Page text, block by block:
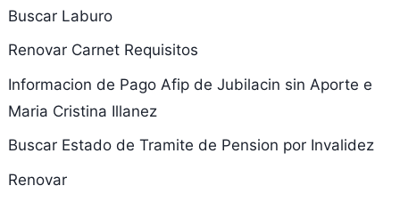
Buscar Laburo
Renovar Carnet Requisitos
Informacion de Pago Afip de Jubilacin sin Aporte e
Maria Cristina Illanez
Buscar Estado de Tramite de Pension por Invalidez
Renovar